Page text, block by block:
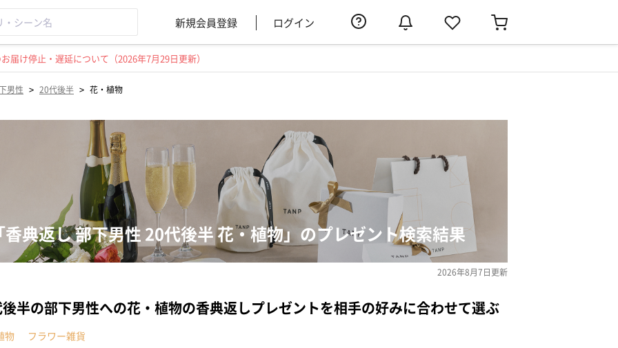
新規会員登録 ログイン
け停止・遅延について（2026年7月29日更新）
男性 > 20代後半 > 花・植物
香典返し 部下男性 20代後半 花・植物」のプレゼント検索結果
2026年8月7日更新
半の部下男性への花・植物の香典返しプレゼントを相手の好みに合わせて選ぶ
物 フラワー雑貨